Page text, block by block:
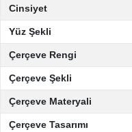
Cinsiyet
Yüz Şekli
Çerçeve Rengi
Çerçeve Şekli
Çerçeve Materyali
Çerçeve Tasarımı